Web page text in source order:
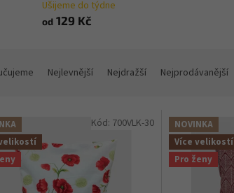
Ušijeme do týdne
od 129 Kč
Nejlevnější Nejdražší Nejprodávanější
Kód: 700VLK-30
NOVINKA
Více velikostí
Pro ženy